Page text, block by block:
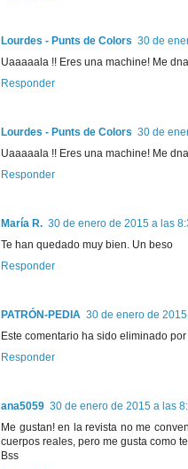
Lourdes - Punts de Colors 30 de
Uaaaaala !! Eres una machine! Me
Responder
Lourdes - Punts de Colors 30 de
Uaaaaala !! Eres una machine! Me
Responder
María R. 30 de enero de 2015 a las
Te han quedado muy bien. Un beso
Responder
PATRÓN-PEDIA 30 de enero de
Este comentario ha sido eliminado por
Responder
ana5059 30 de enero de 2015 a las
Me gustan! en la revista no me
cuerpos reales, pero me gusta como
Bss